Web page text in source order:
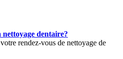
nettoyage dentaire?
rendez-vous de nettoyage de